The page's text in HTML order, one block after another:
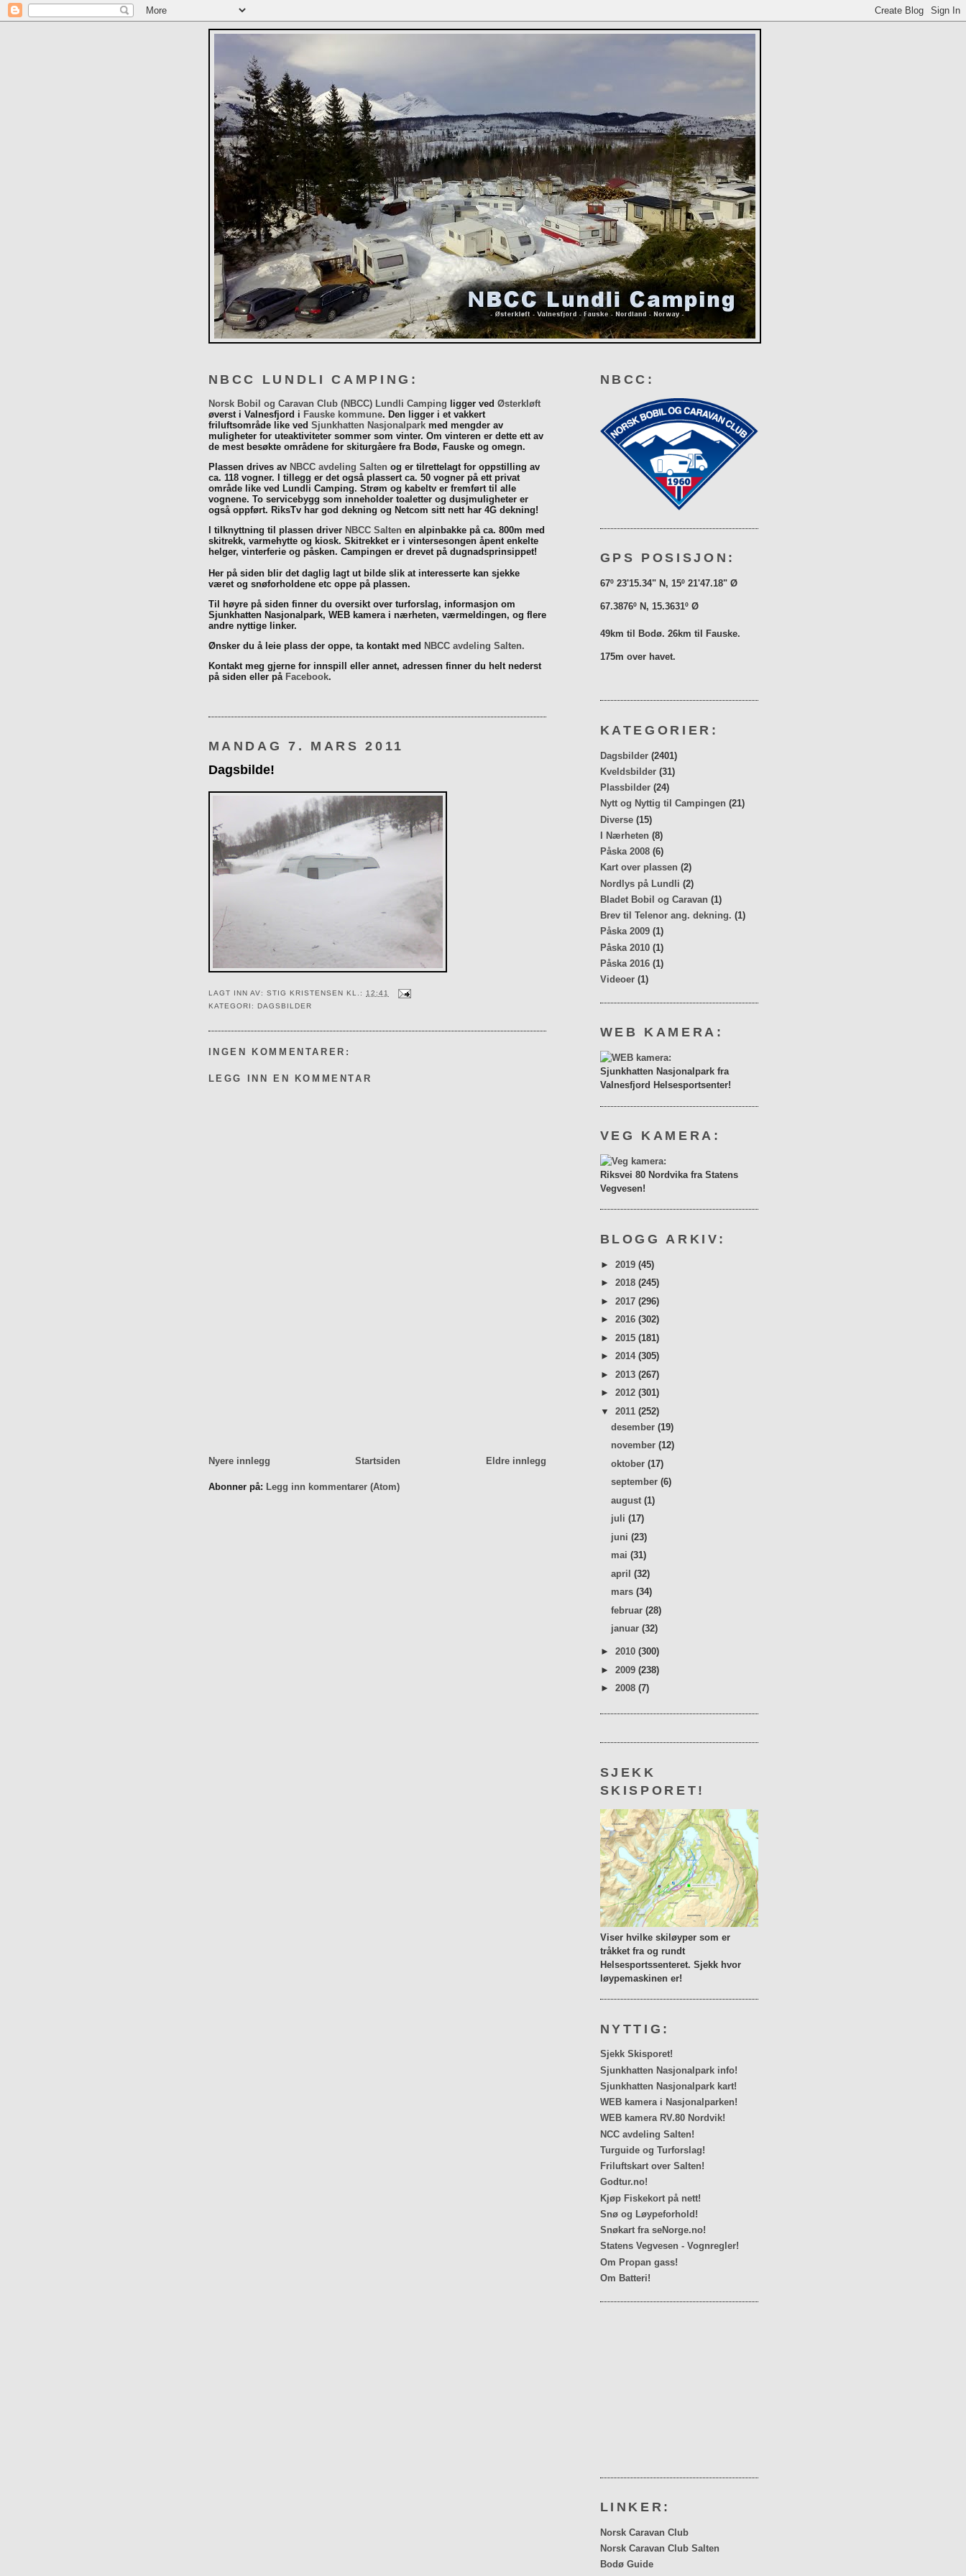
NBCC LUNDLI CAMPING:
Norsk Bobil og Caravan Club (NBCC) Lundli Camping ligger ved Østerkløft
øverst i Valnesfjord i Fauske kommune. Den ligger i et vakkert
friluftsområde like ved Sjunkhatten Nasjonalparkmed mengder av
muligheter for uteaktiviteter sommer som vinter. Om vinteren er dette ett av
de mest besøkte områdene for skiturgåere fra Bodø, Fauske og omegn.
Plassen drives av NBCC avdeling Salten og er tilrettelagt for oppstilling av
ca. 118 vogner. I tillegg er det også plassert ca. 50 vogner på ett privat
område like ved Lundli Camping. Strøm og kabeltv er fremført til alle
vognene. To servicebygg som inneholder toaletter og dusjmuligheter er
også oppført. RiksTv har god dekning og Netcom sitt nett har 4G dekning!
I tilknyttning til plassen driver NBCC Salten en alpinbakke på ca. 800m med
skitrekk, varmehytte og kiosk. Skitrekket er i vintersesongen åpent enkelte
helger, vinterferie og påsken. Campingen er drevet på dugnadsprinsippet!
Her på siden blir det daglig lagt ut bilde slik at interesserte kan sjekke
været og snøforholdene etc oppe på plassen.
Til høyre på siden finner du oversikt over turforslag, informasjon om
Sjunkhatten Nasjonalpark, WEB kamera i nærheten, værmeldingen, og flere
andre nyttige linker.
Ønsker du å leie plass der oppe, ta kontakt med NBCC avdeling Salten.
Kontakt meg gjerne for innspill eller annet, adressen finner du helt nederst
på siden eller på Facebook.
MANDAG 7. MARS 2011
Dagsbilde!
LAGT INN AV: STIG KRISTENSEN KL.: 12:41
KATEGORI:
DAGSBILDER
INGEN KOMMENTARER:
LEGG INN EN KOMMENTAR
Nyere innlegg Eldre innlegg
Startsiden
Abonner på: Legg inn kommentarer (Atom)
NBCC:
GPS POSISJON:
67º 23'15.34" N, 15º 21'47.18" Ø
67.3876º N, 15.3631º Ø
49km til Bodø. 26km til Fauske.
175m over havet.
KATEGORIER:
Dagsbilder (2401)
Kveldsbilder (31)
Plassbilder (24)
Nytt og Nyttig til Campingen (21)
Diverse (15)
I Nærheten (8)
Påska 2008 (6)
Kart over plassen (2)
Nordlys på Lundli (2)
Bladet Bobil og Caravan (1)
Brev til Telenor ang. dekning. (1)
Påska 2009 (1)
Påska 2010 (1)
Påska 2016 (1)
Videoer (1)
WEB KAMERA:
Sjunkhatten Nasjonalpark fra
Valnesfjord Helsesportsenter!
VEG KAMERA:
Riksvei 80 Nordvika fra Statens
Vegvesen!
BLOGG ARKIV:
► 2019 (45)
► 2018 (245)
► 2017 (296)
► 2016 (302)
► 2015 (181)
► 2014 (305)
► 2013 (267)
► 2012 (301)
▼ 2011 (252)
desember(19)
november(12)
oktober(17)
september(6)
august(1)
juli(17)
juni(23)
mai(31)
april(32)
mars(34)
februar(28)
januar(32)
► 2010 (300)
► 2009 (238)
► 2008 (7)
SJEKK
SKISPORET!
Viser hvilke skiløyper som er
tråkket fra og rundt
Helsesportssenteret. Sjekk hvor
løypemaskinen er!
NYTTIG:
Sjekk Skisporet!
Sjunkhatten Nasjonalpark info!
Sjunkhatten Nasjonalpark kart!
WEB kamera i Nasjonalparken!
WEB kamera RV.80 Nordvik!
NCC avdeling Salten!
Turguide og Turforslag!
Friluftskart over Salten!
Godtur.no!
Kjøp Fiskekort på nett!
Snø og Løypeforhold!
Snøkart fra seNorge.no!
Statens Vegvesen - Vognregler!
Om Propan gass!
Om Batteri!
LINKER:
Norsk Caravan Club
Norsk Caravan Club Salten
Bodø Guide